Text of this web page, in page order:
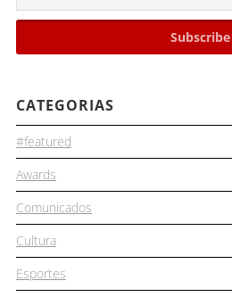
CATEGORIAS
#featured
Awards
Comunicados
Cultura
Esportes